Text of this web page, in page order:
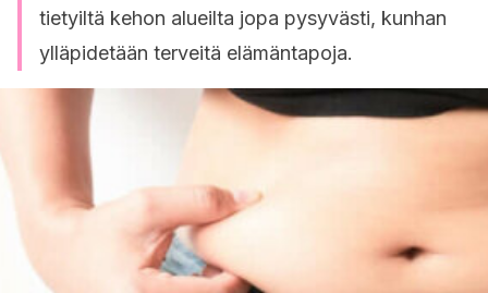
tietyiltä kehon alueilta jopa pysyvästi, kunhan
ylläpidetään terveitä elämäntapoja.